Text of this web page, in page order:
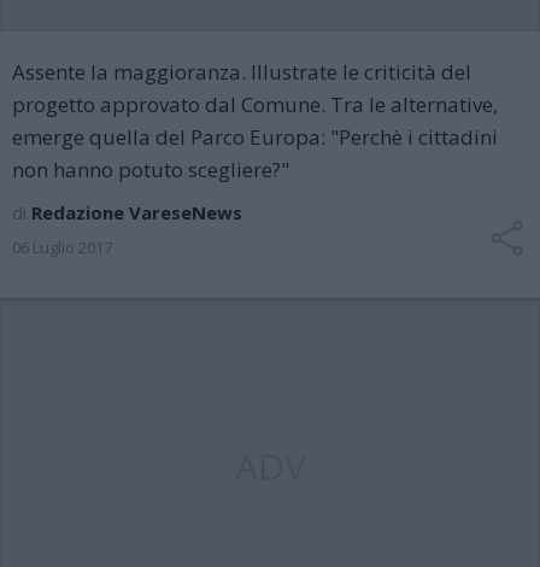
Assente la maggioranza. Illustrate le criticità del
progetto approvato dal Comune. Tra le alternative,
emerge quella del Parco Europa: "Perchè i cittadini
non hanno potuto scegliere?"
di Redazione VareseNews
06 Luglio 2017